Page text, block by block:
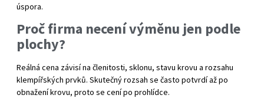
úspora.
Proč firma necení výměnu jen podle
plochy?
Reálná cena závisí na členitosti, sklonu, stavu krovu a rozsahu
klempířských prvků. Skutečný rozsah se často potvrdí až po
obnažení krovu, proto se cení po prohlídce.